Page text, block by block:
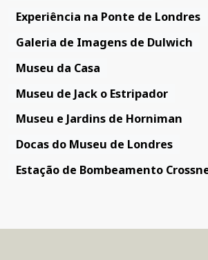
Experiência na Ponte de Londres
Galeria de Imagens de Dulwich
Museu da Casa
Museu de Jack o Estripador
Museu e Jardins de Horniman
Docas do Museu de Londres
Estação de Bombeamento